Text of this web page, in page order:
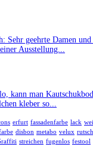
Sehr geehrte Damen
Ausstellung...
kann man
kleber so...
erfurt fassadenfarbe lack
disbon metabo velux
streichen fugenlos festool